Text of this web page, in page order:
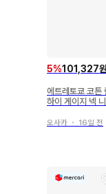
5%101,327원
에트레토쿄 코튼
하이 게이지 넥
오사카 ・ 16일 전